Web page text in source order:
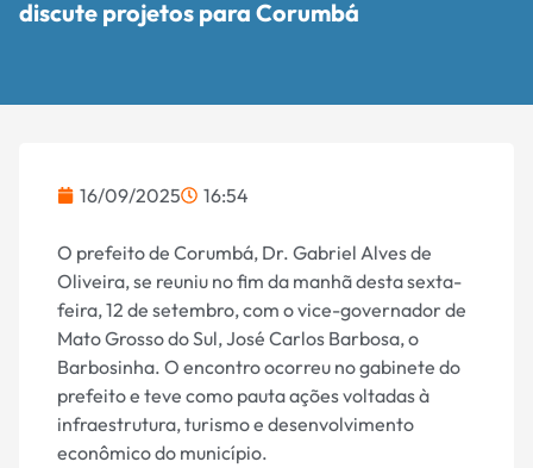
discute projetos para Corumbá
16/09/2025 16:54
O prefeito de Corumbá, Dr. Gabriel Alves de
Oliveira, se reuniu no fim da manhã desta sexta-
feira, 12 de setembro, com o vice-governador de
Mato Grosso do Sul, José Carlos Barbosa, o
Barbosinha. O encontro ocorreu no gabinete do
prefeito e teve como pauta ações voltadas à
infraestrutura, turismo e desenvolvimento
econômico do município.